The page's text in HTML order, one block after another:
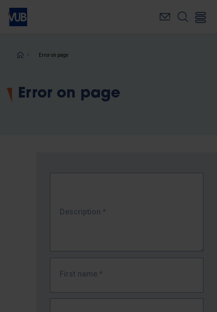
Skip
main
Breadcrumb
Error on page
Error on page
Description *
First name *